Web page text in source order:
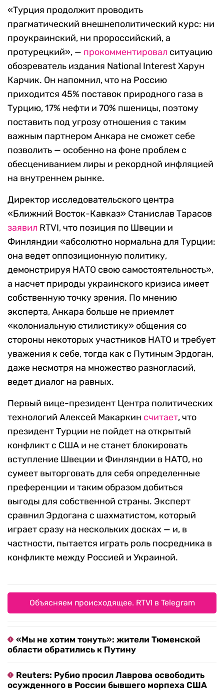
«Турция продолжит проводить
прагматический внешнеполитический курс: ни
проукраинский, ни пророссийский, а
протурецкий», — прокомментировал ситуацию
обозреватель издания National Interest Харун
Карчик. Он напомнил, что на Россию
приходится 45% поставок природного газа в
Турцию, 17% нефти и 70% пшеницы, поэтому
поставить под угрозу отношения с таким
важным партнером Анкара не сможет себе
позволить — особенно на фоне проблем с
обесцениванием лиры и рекордной инфляцией
на внутреннем рынке.
Директор исследовательского центра
«Ближний Восток-Кавказ» Станислав Тарасов
заявил RTVI, что позиция по Швеции и
Финляндии «абсолютно нормальна для Турции:
она ведет оппозиционную политику,
демонстрируя НАТО свою самостоятельность»,
а насчет природы украинского кризиса имеет
собственную точку зрения. По мнению
эксперта, Анкара больше не приемлет
«колониальную стилистику» общения со
стороны некоторых участников НАТО и требует
уважения к себе, тогда как с Путиным Эрдоган,
даже несмотря на множество разногласий,
ведет диалог на равных.
Первый вице-президент Центра политических
технологий Алексей Макаркин считает, что
президент Турции не пойдет на открытый
конфликт с США и не станет блокировать
вступление Швеции и Финляндии в НАТО, но
сумеет выторговать для себя определенные
преференции и таким образом добиться
выгоды для собственной страны. Эксперт
сравнил Эрдогана с шахматистом, который
играет сразу на нескольких досках — и, в
частности, пытается играть роль посредника в
конфликте между Россией и Украиной.
Объясняем происходящее. RTVI в Telegram
«Мы не хотим тонуть»: жители Тюменской
области обратились к Путину
Reuters: Рубио просил Лаврова освободить
осужденного в России бывшего морпеха США